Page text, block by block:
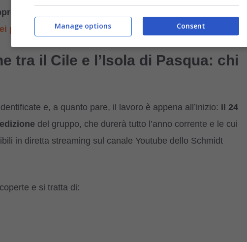
sul tema >>>
pesci si modificano
tra il Cile e l’Isola di Pasqua: chi
e, a quanto pare, il lavoro è appena all’inizio: il 24
del gruppo, che durerà tutto l’anno corrente e le cui
in diretta streaming sul canale Youtube dello Schmidt
e si tratta di:
Consent
Manage options